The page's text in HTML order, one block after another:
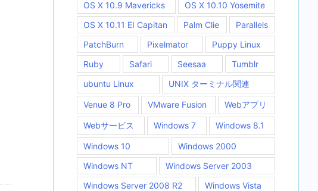
OS X 10.9 Mavericks
OS X 10.10 Yosemite
OS X 10.11 EI Capitan
Palm Clie
Parallels
PatchBurn
Pixelmator
Puppy Linux
Ruby
Safari Seesaa
Tumblr
ubuntu Linux
UNIX ターミナル関連
Venue 8 Pro VMware Fusion Webアプリ
Webサービス Windows 7 Windows 8.1
Windows 10
Windows 2000
Windows NT
Windows Server 2003
Windows Server 2008 R2
Windows Vista